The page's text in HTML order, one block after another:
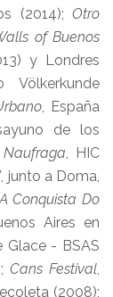
(2014);Otro
of Buenos
y Londres
Völkerkunde
, España
de los
, HIC
junto a Doma,
Conquista Do
Aires en
Glace - BSAS
Cans Festival,
(2008);